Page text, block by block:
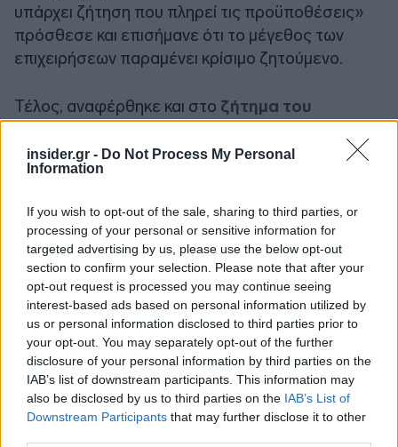
insider.gr - Do Not Process My Personal
Information
If you wish to opt-out of the sale, sharing to third parties, or
processing of your personal or sensitive information for
targeted advertising by us, please use the below opt-out
section to confirm your selection. Please note that after your
opt-out request is processed you may continue seeing
interest-based ads based on personal information utilized by
us or personal information disclosed to third parties prior to
your opt-out. You may separately opt-out of the further
disclosure of your personal information by third parties on the
IAB’s list of downstream participants. This information may
also be disclosed by us to third parties on the IAB’s List of
Downstream Participants that may further disclose it to other
υπάρχει ζήτηση που πληρεί τις προϋποθέσεις»
πρόσθεσε και επισήμανε ότι το μέγεθος των
επιχειρήσεων παραμένει κρίσιμο ζητούμενο.
Τέλος, αναφέρθηκε και στο ζήτημα του
«ευπρόσδεκτο». Σημείωσε, μάλιστα, ότι οι
τράπεζες ουδέποτε φοβήθηκαν τις fintech, με τις
που θα μπορούσαν να ανησυχήσουν είναι οι Big
Tech», προειδοποίησε, συμπληρώνοντας ότι οι
εγχώριες τράπεζες λειτουργούν υπό αυστηρό
ευρωπαϊκό εποπτικό πλαίσιο.
Πηγή: ΑΠΕ-ΜΠΕ